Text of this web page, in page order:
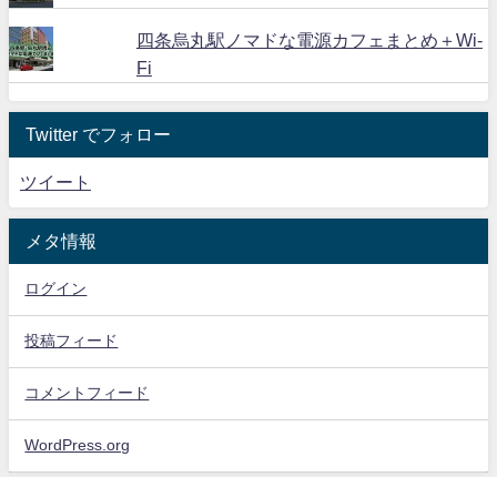
四条烏丸駅ノマドな電源カフェまとめ＋Wi-
Fi
Twitter でフォロー
ツイート
メタ情報
ログイン
投稿フィード
コメントフィード
WordPress.org